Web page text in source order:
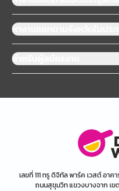
หางานแยกตามจังหวัดในประเ
สำหรับผู้สมัครงาน
เลขที่ 111 ทรู ดิจิทัล พาร์ค เวสต์ อา
ถนนสุขุมวิท แขวงบางจาก เข